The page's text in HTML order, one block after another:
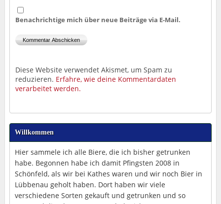
Benachrichtige mich über neue Beiträge via E-Mail.
Diese Website verwendet Akismet, um Spam zu
reduzieren. Erfahre, wie deine Kommentardaten
verarbeitet werden.
Willkommen
Hier sammele ich alle Biere, die ich bisher getrunken
habe. Begonnen habe ich damit Pfingsten 2008 in
Schönfeld, als wir bei Kathes waren und wir noch Bier in
Lübbenau geholt haben. Dort haben wir viele
verschiedene Sorten gekauft und getrunken und so